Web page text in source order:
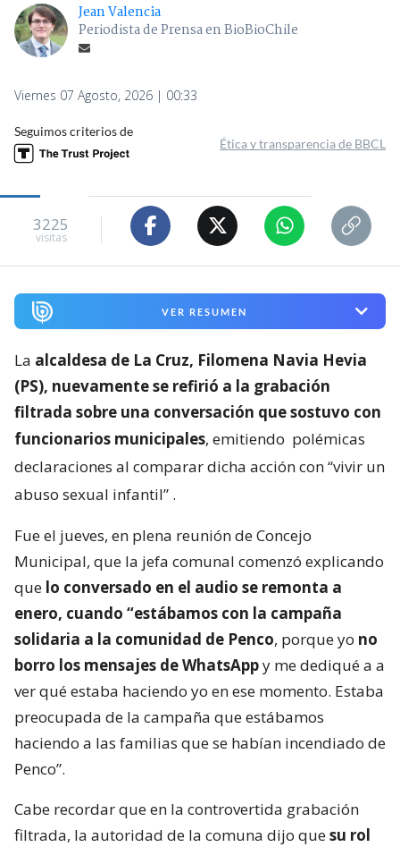
Jean Valencia
Periodista de Prensa en BioBioChile
Viernes 07 Agosto, 2026 | 00:33
Seguimos criterios de
Ética y transparencia de BBCL
3225
visitas
VER RESUMEN
La alcaldesa de La Cruz, Filomena Navia Hevia
(PS), nuevamente se refirió a la grabación
filtrada sobre una conversación que sostuvo con
funcionarios municipales, emitiendo polémicas
declaraciones al comparar dicha acción con “vivir un
abuso sexual infantil” .
Fue el jueves, en plena reunión de Concejo
Municipal, que la jefa comunal comenzó explicando
que lo conversado en el audio se remonta a
enero, cuando “estábamos con la campaña
solidaria a la comunidad de Penco, porque yo no
borro los mensajes de WhatsAppy me dediqué a a
ver qué estaba haciendo yo en ese momento. Estaba
preocupada de la campaña que estábamos
haciendo a las familias que se habían incendiado de
Penco”.
Cabe recordar que en la controvertida grabación
filtrada, la autoridad de la comuna dijo quesu rol